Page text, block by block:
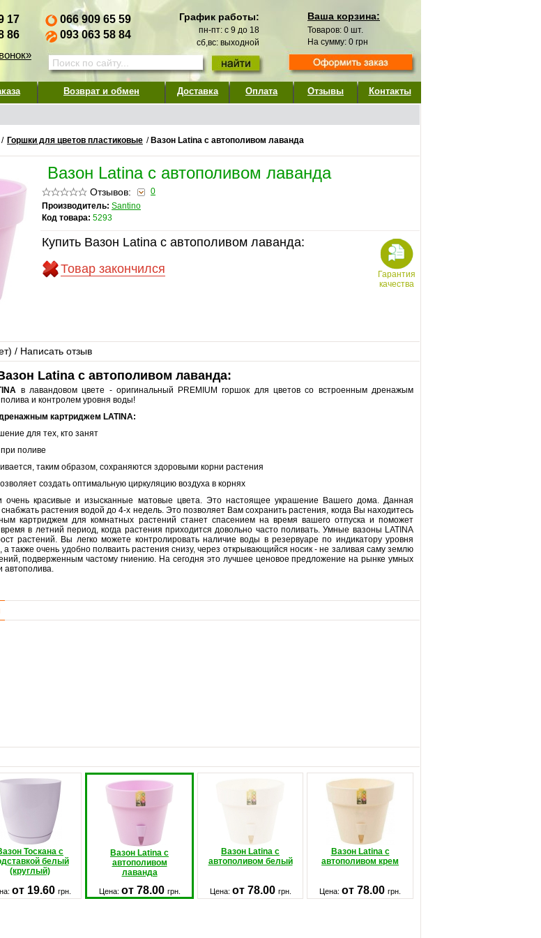
17
86
066 909 65 59
093 063 58 84
График работы:
пн-пт: с 9 до 18
сб,вс: выходной
Ваша корзина:
Товаров: 0 шт.
На сумму: 0 грн
Возврат и обмен Доставка Оплата Отзывы Контакты
/ Горшки для цветов пластиковые / Вазон Latina с автополивом лаванда
Вазон Latina с автополивом лаванда
Отзывов:
0
Производитель: Santino
Код товара: 5293
Купить Вазон Latina с автополивом лаванда:
Товар закончился
Гарантия
качества
) / Написать отзыв
Latina с автополивом лаванда:
в лавандовом цвете - оригинальный PREMIUM горшок для цветов со встроенным дренажым
и контролем уровня воды!
картриджем LATINA:
для тех, кто занят
поливе
таким образом, сохраняются здоровыми корни растения
создать оптимальную циркуляцию воздуха в корнях
очень красивые и изысканные матовые цвета. Это настоящее украшение Вашего дома. Данная
растения водой до 4-х недель. Это позволяет Вам сохранить растения, когда Вы находитесь
картриджем для комнатных растений станет спасением на время вашего отпуска и поможет
в летний период, когда растения приходится довольно часто поливать. Умные вазоны LATINA
растений. Вы легко можете контролировать наличие воды в резервуаре по индикатору уровня
а также очень удобно полваить растения снизу, через открывающийся носик - не заливая саму землю
подверженным частому гниению. На сегодня это лучшее ценовое предложение на рынке умных
автополива.
Тоскана с
белый
(круглый)
Вазон Latina с
автополивом
лаванда
Вазон Latina с
автополивом белый
Вазон Latina с
автополивом крем
от 19.60 грн. Цена: от 78.00 грн. Цена: от 78.00 грн. Цена: от 78.00 грн.